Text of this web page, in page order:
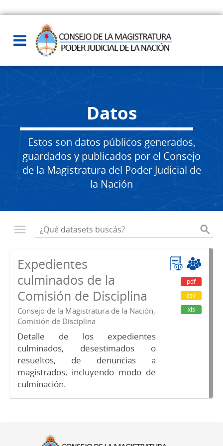
Datos
Estos son datos públicos generados,
guardados y publicados por el Consejo
de la Magistratura del Poder Judicial de
la Nación
Expedientes
culminados de la
Comisión de Disciplina
Consejo de la Magistratura de la Nación,
Comisión de Disciplina
Detalle de los expedientes
culminados, desestimados o
resueltos, de denuncias a
magistrados, incluyendo modo de
culminación.
pdf
csv
xls